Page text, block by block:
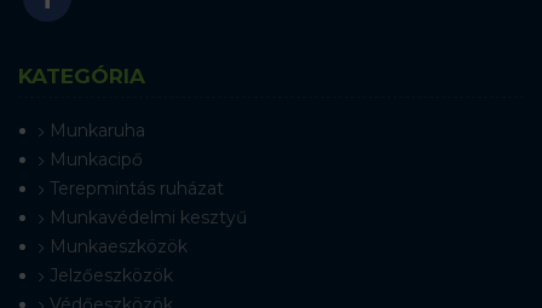
KATEGÓRIA
Munkaruha
Munkacipő
Terepmintás ruházat
Munkavédelmi kesztyű
Munkaeszközök
Jelzőeszközök